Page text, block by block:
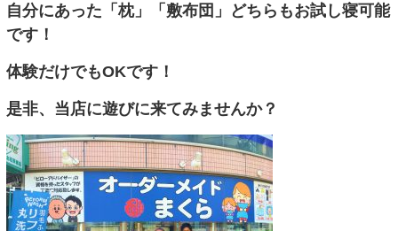
自分にあった「枕」「敷布団」どちらもお試し寝可能
です！
体験だけでもOKです！
是非、当店に遊びに来てみませんか？